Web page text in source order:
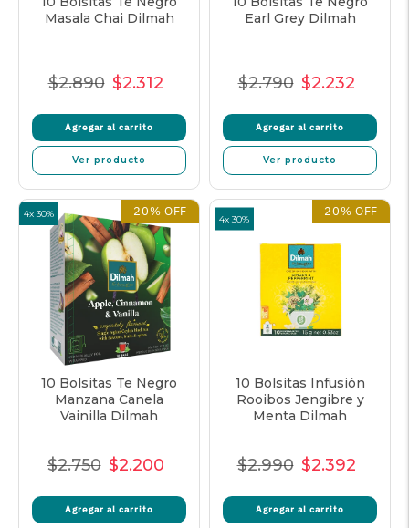
Masala Chai Dilmah
Precio
$2.890 Precio
oferta
$2.312
Agregar al carrito
Ver producto
Earl Grey Dilmah
Precio
$2.790 Precio
oferta
$2.232
Agregar al carrito
Ver producto
20% OFF
10 Bolsitas Te Negro
Manzana Canela
Vainilla Dilmah
Precio
$2.750 Precio
oferta
$2.200
Agregar al carrito
4x 30% 4x 30% 20% OFF
10 Bolsitas Infusión
Rooibos Jengibre y
Menta Dilmah
Precio
$2.990 Precio
oferta
$2.392
Agregar al carrito